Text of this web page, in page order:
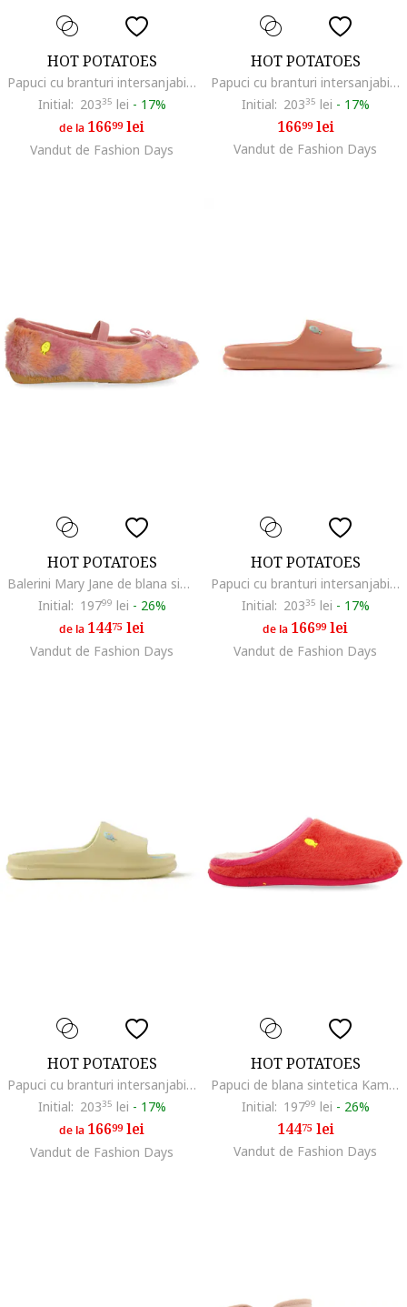
HOT POTATOES
Papuci cu branturi intersanjabile Gill Slide, Bej
Initial: 20335 lei - 17%
de la 16699lei
Vandut de Fashion Days
HOT POTATOES
Papuci cu branturi intersanjabile Gill Slide, Bleumarin
Initial: 20335 lei - 17%
16699lei
Vandut de Fashion Days
HOT POTATOES
Balerini Mary Jane de blana sintetica Risca, Multicolor
Initial: 19799 lei - 26%
de la 14475 lei
Vandut de Fashion Days
HOT POTATOES
Papuci cu branturi intersanjabile Gill Slide, Coral
Initial: 20335 lei - 17%
de la 16699lei
Vandut de Fashion Days
HOT POTATOES
Papuci cu branturi intersanjabile Gill Slide, Galben deschis
Initial: 20335 lei - 17%
de la 16699lei
Vandut de Fashion Days
HOT POTATOES
Papuci de blana sintetica Kamanje, Coral
Initial: 19799 lei - 26%
14475lei
Vandut de Fashion Days